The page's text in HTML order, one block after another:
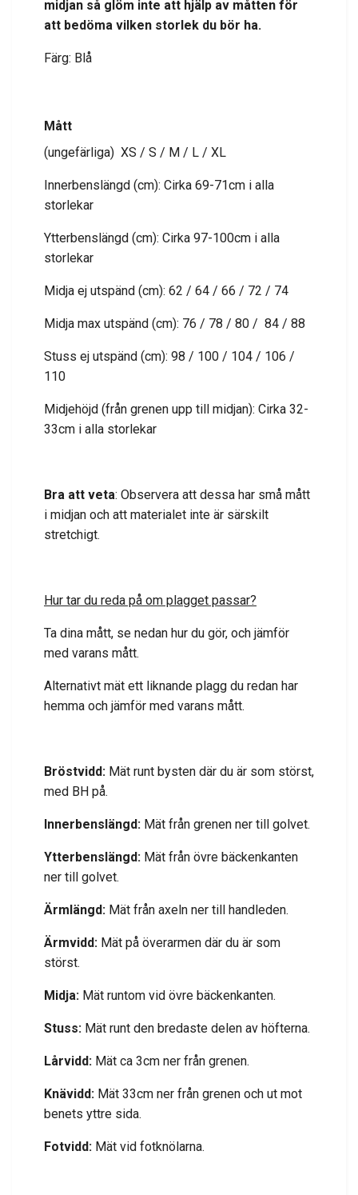
midjan så glöm inte att hjälp av måtten för
att bedöma vilken storlek du bör ha.
Färg: Blå
Mått
(ungefärliga) XS / S / M / L / XL
Innerbenslängd (cm): Cirka 69-71cm i alla
storlekar
Ytterbenslängd (cm): Cirka 97-100cm i alla
storlekar
Midja ej utspänd (cm): 62 / 64 / 66 / 72 / 74
Midja max utspänd (cm): 76 / 78 / 80 / 84 / 88
Stuss ej utspänd (cm): 98 / 100 / 104 / 106 /
110
Midjehöjd (från grenen upp till midjan): Cirka 32-
33cm i alla storlekar
Bra att veta: Observera att dessa har små mått
i midjan och att materialet inte är särskilt
stretchigt.
Hur tar du reda på om plagget passar?
Ta dina mått, se nedan hur du gör, och jämför
med varans mått.
Alternativt mät ett liknande plagg du redan har
hemma och jämför med varans mått.
Bröstvidd: Mät runt bysten där du är som störst,
med BH på.
Innerbenslängd: Mät från grenen ner till golvet.
Ytterbenslängd: Mät från övre bäckenkanten
ner till golvet.
Ärmlängd: Mät från axeln ner till handleden.
Ärmvidd: Mät på överarmen där du är som
störst.
Midja: Mät runtom vid övre bäckenkanten.
Stuss: Mät runt den bredaste delen av höfterna.
Lårvidd: Mät ca 3cm ner från grenen.
Knävidd: Mät 33cm ner från grenen och ut mot
benets yttre sida.
Fotvidd: Mät vid fotknölarna.